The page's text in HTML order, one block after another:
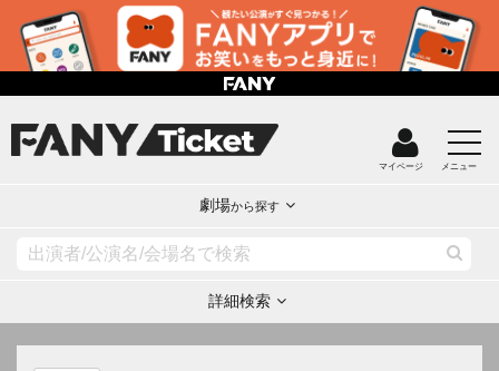
マイページ メニュー
劇場から探す
詳細検索